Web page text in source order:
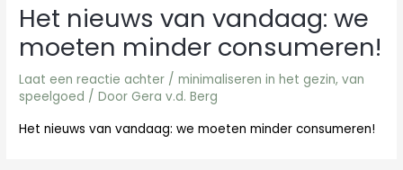
Het nieuws van vandaag: we
moeten minder consumeren!
Laat een reactie achter /minimaliseren in het gezin,van
speelgoed / Door Gera v.d. Berg
Het nieuws van vandaag: we moeten minder consumeren!